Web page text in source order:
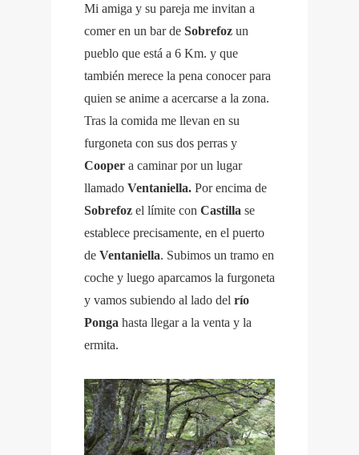
Mi amiga y su pareja me invitan a
comer en un bar de Sobrefoz un
pueblo que está a 6 Km. y que
también merece la pena conocer para
quien se anime a acercarse a la zona.
Tras la comida me llevan en su
furgoneta con sus dos perras y
Cooper a caminar por un lugar
llamado Ventaniella. Por encima de
Sobrefoz el límite con Castilla se
establece precisamente, en el puerto
de Ventaniella. Subimos un tramo en
coche y luego aparcamos la furgoneta
y vamos subiendo al lado del río
Ponga hasta llegar a la venta y la
ermita.